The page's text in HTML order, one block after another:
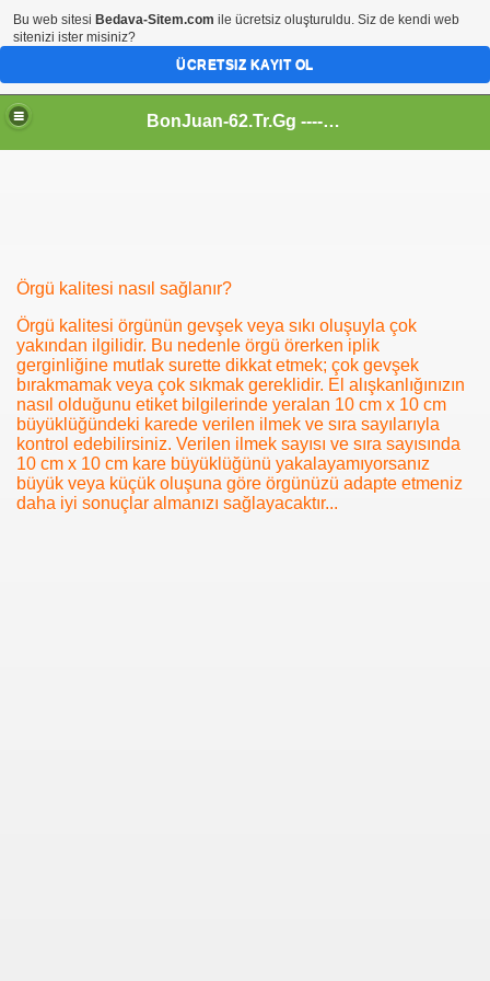
BonJuan-62.Tr.Gg ---- Alemin En Kral Sitesi
Örgü kalitesi nasıl sağlanır?
Örgü kalitesi örgünün gevşek veya sıkı oluşuyla çok
yakından ilgilidir. Bu nedenle örgü örerken iplik
gerginliğine mutlak surette dikkat etmek; çok gevşek
bırakmamak veya çok sıkmak gereklidir. El alışkanlığınızın
nasıl olduğunu etiket bilgilerinde yeralan 10 cm x 10 cm
büyüklüğündeki karede verilen ilmek ve sıra sayılarıyla
kontrol edebilirsiniz. Verilen ilmek sayısı ve sıra sayısında
10 cm x 10 cm kare büyüklüğünü yakalayamıyorsanız
büyük veya küçük oluşuna göre örgünüzü adapte etmeniz
daha iyi sonuçlar almanızı sağlayacaktır...
Bu web sitesi Bedava-Sitem.com ile ücretsiz oluşturuldu. Siz de kendi web
sitenizi ister misiniz?
ÜCRETSIZ KAYIT OL